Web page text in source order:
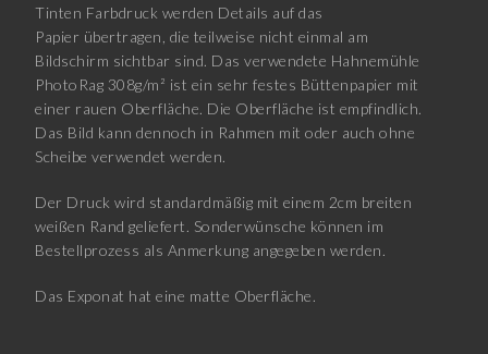
Tinten Farbdruck werden Details auf das
Papier übertragen, die teilweise nicht einmal am
Bildschirm sichtbar sind. Das verwendete Hahnemühle
PhotoRag 308g/m² ist ein sehr festes Büttenpapier mit
einer rauen Oberfläche. Die Oberfläche ist empfindlich.
Das Bild kann dennoch in Rahmen mit oder auch ohne
Scheibe verwendet werden.
Der Druck wird standardmäßig mit einem 2cm breiten
weißen Rand geliefert. Sonderwünsche können im
Bestellprozess als Anmerkung angegeben werden.
Das Exponat hat eine matte Oberfläche.